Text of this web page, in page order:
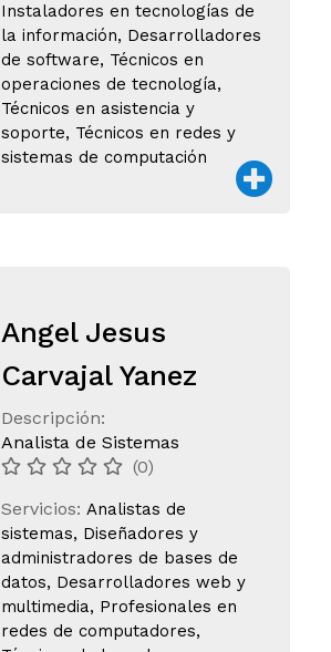
Instaladores en tecnologías de
la información, Desarrolladores
de software, Técnicos en
operaciones de tecnología,
Técnicos en asistencia y
soporte, Técnicos en redes y
sistemas de computación
Angel Jesus
Carvajal Yanez
Descripción:
Analista de Sistemas
(0)
Servicios: Analistas de
sistemas, Diseñadores y
administradores de bases de
datos, Desarrolladores web y
multimedia, Profesionales en
redes de computadores,